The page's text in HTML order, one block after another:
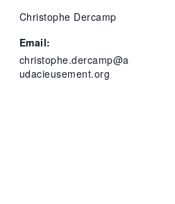
Christophe Dercamp
Email:
christophe.dercamp@a
udacieusement.org